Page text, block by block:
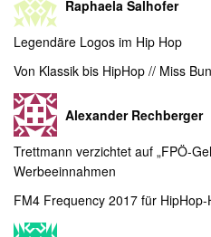
Raphaela Salhofer
Legendäre Logos im Hip Hop
Von Klassik bis HipHop // Miss
Alexander Rechberger
Trettmann verzichtet auf „FPÖ-
Werbeeinnahmen
FM4 Frequency 2017 für HipHop-